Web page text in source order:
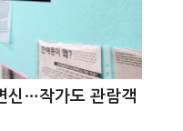
신…작가도 관람객